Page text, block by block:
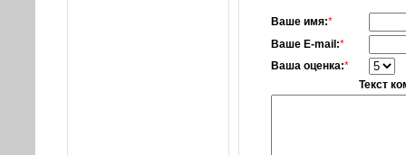
Ваше имя:*
Ваше E-mail:*
Ваша оценка:*
Текст